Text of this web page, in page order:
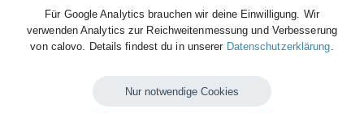
Du willst alle Spieltermine von HC FIVERS WAT Margareten direkt als
Terminserie - 'calfeed' - in deinen persönlichen Kalender auf dem
Smartphone, Tablet oder Desktop-PC integrieren? Kein Problem mit den
kostenlosen calfeeds von calovo. Einfach abonnieren und fertig!
Das Beste daran: sobald neue Spieltermine angelegt oder geändert
Für Google Analytics brauchen wir deine Einwilligung. Wir
verwenden Analytics zur Reichweitenmessung und Verbesserung
von calovo. Details findest du in unserer Datenschutzerklärung.
Nur notwendige Cookies